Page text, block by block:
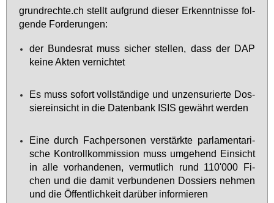
grund­rech­te.ch stellt auf­grund die­ser Er­kennt­nis­se fol­
gen­de For­de­run­gen:
der Bun­des­rat muss si­cher stel­len, dass der DAP
kei­ne Ak­ten ver­nich­tet
Es muss so­fort voll­stän­di­ge und un­zen­su­rier­te Dos­
sier­ein­sicht in die Da­ten­bank ISIS ge­währt wer­den
Ei­ne durch Fach­per­so­nen ver­stärk­te par­la­men­ta­ri­
sche Kon­troll­kom­mis­si­on muss um­ge­hend Ein­sicht
in al­le vor­han­de­nen, ver­mut­lich rund 110'000 Fi­
chen und die da­mit ver­bun­de­nen Dos­siers neh­men
und die Öf­fent­lich­keit dar­über in­for­mie­ren